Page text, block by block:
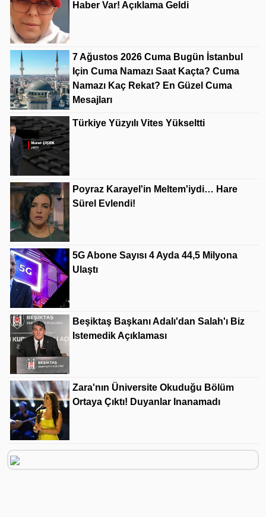
Haber Var! Açıklama Geldi
7 Ağustos 2026 Cuma Bugün İstanbul
Için Cuma Namazı Saat Kaçta? Cuma
Namazı Kaç Rekat? En Güzel Cuma
Mesajları
Türkiye Yüzyılı Vites Yükseltti
Poyraz Karayel'in Meltem'iydi… Hare
Sürel Evlendi!
5G Abone Sayısı 4 Ayda 44,5 Milyona
Ulaştı
Beşiktaş Başkanı Adalı'dan Salah'ı Biz
Istemedik Açıklaması
Zara'nın Üniversite Okuduğu Bölüm
Ortaya Çıktı! Duyanlar Inanamadı